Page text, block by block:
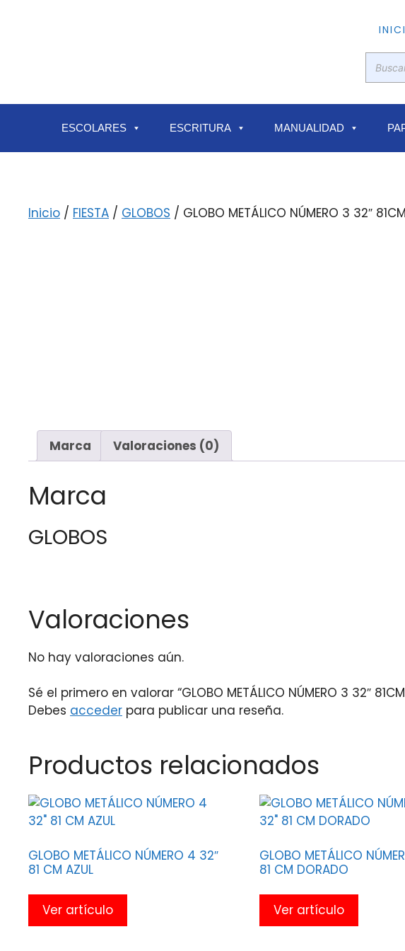
ESCOLARES ESCRITURA MANUALIDAD
Inicio / FIESTA / GLOBOS / GLOBO METÁLICO NÚMERO 3 32″
Marca Valoraciones (0)
Marca
GLOBOS
Valoraciones
No hay valoraciones aún.
Sé el primero en valorar “GLOBO METÁLICO NÚMERO 3 32″ 81CM
Debes acceder para publicar una reseña.
Productos relacionados
GLOBO METÁLICO NÚMERO 4 32″
81 CM AZUL
Ver artículo
GLOBO METÁLICO
81 CM DORADO
Ver artículo